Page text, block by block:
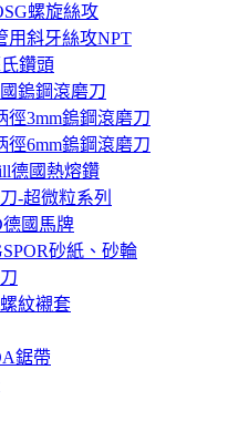
螺旋絲攻
用斜牙絲攻NPT
鑽頭
鎢鋼滾磨刀
徑3mm鎢鋼滾磨刀
徑6mm鎢鋼滾磨刀
德國熱熔鑽
-超微粒系列
德國馬牌
砂紙、砂輪
紋襯套
鋸帶